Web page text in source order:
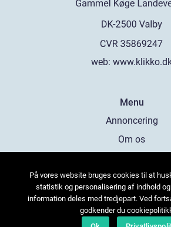
web:
Menu
Annoncering
Om os
Kontakt os
Sitemap
På vores website bruges cookies til at
statistik og personalisering af indhold
information deles med tredjepart. Ved
godkender du